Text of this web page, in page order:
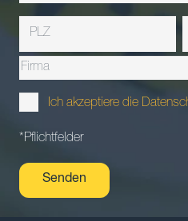
Ich akzeptiere die
*Pflichtfelder